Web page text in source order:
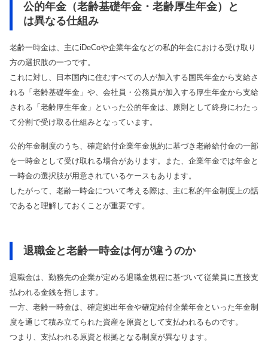
公的年金（老齢基礎年金・老齢厚生年金）と
は異なる仕組み
老齢一時金は、主にiDeCoや企業年金などの私的年金における受け取り
方の選択肢の一つです。
これに対し、日本国内に住むすべての人が加入する国民年金から支給さ
れる「老齢基礎年金」や、会社員・公務員が加入する厚生年金から支給
される「老齢厚生年金」といった公的年金は、原則として終身にわたっ
て分割で受け取る仕組みとなっています。
公的年金制度のうち、確定給付企業年金規約に基づき老齢給付金の一部
を一時金として受け取れる場合があります。また、企業年金では年金と
一時金の選択肢が用意されているケースもあります。
したがって、老齢一時金について考える際は、主に私的年金制度上の話
であると理解しておくことが重要です。
退職金と老齢一時金は何が違うのか
退職金は、勤務先の企業が定める退職金規程に基づいて従業員に直接支
払われる金銭を指します。
一方、老齢一時金は、確定拠出年金や確定給付企業年金といった年金制
度を通じて積み立てられた資産を原資として支払われるものです。
つまり、支払われる原資と根拠となる制度が異なります。